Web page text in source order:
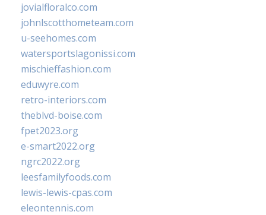
jovialfloralco.com
johnlscotthometeam.com
u-seehomes.com
watersportslagonissi.com
mischieffashion.com
eduwyre.com
retro-interiors.com
theblvd-boise.com
fpet2023.org
e-smart2022.org
ngrc2022.org
leesfamilyfoods.com
lewis-lewis-cpas.com
eleontennis.com